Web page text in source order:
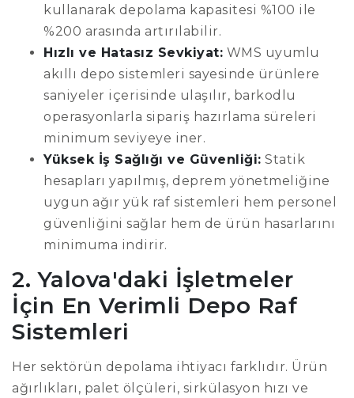
kullanarak depolama kapasitesi %100 ile
%200 arasında artırılabilir.
Hızlı ve Hatasız Sevkiyat: WMS uyumlu
akıllı depo sistemleri sayesinde ürünlere
saniyeler içerisinde ulaşılır, barkodlu
operasyonlarla sipariş hazırlama süreleri
minimum seviyeye iner.
Yüksek İş Sağlığı ve Güvenliği: Statik
hesapları yapılmış, deprem yönetmeliğine
uygun ağır yük raf sistemleri hem personel
güvenliğini sağlar hem de ürün hasarlarını
minimuma indirir.
2. Yalova'daki İşletmeler
İçin En Verimli Depo Raf
Sistemleri
Her sektörün depolama ihtiyacı farklıdır. Ürün
ağırlıkları, palet ölçüleri, sirkülasyon hızı ve